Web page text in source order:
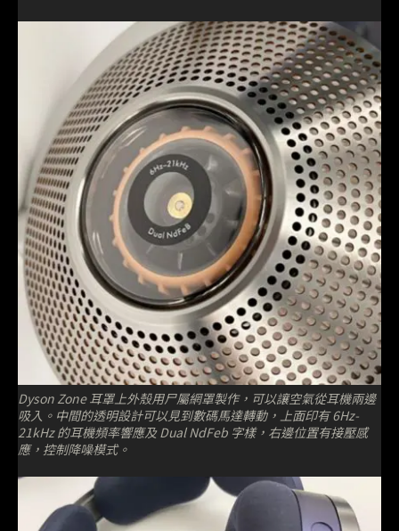
Dyson Zone 耳罩上外殼用尸屬網罩製作，可以讓空氣從耳機兩邊
吸入。中間的透明設計可以見到數碼馬達轉動，上面印有 6Hz-
21kHz 的耳機頻率響應及 Dual NdFeb 字樣，右邊位置有接壓感
應，控制降噪模式。